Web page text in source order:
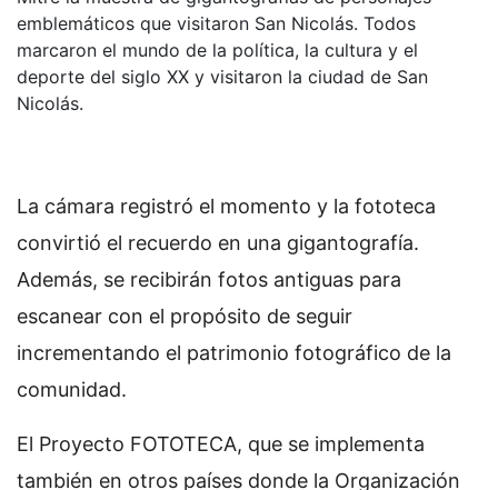
emblemáticos que visitaron San Nicolás. Todos
marcaron el mundo de la política, la cultura y el
deporte del siglo XX y visitaron la ciudad de San
Nicolás.
La cámara registró el momento y la fototeca
convirtió el recuerdo en una gigantografía.
Además, se recibirán fotos antiguas para
escanear con el propósito de seguir
incrementando el patrimonio fotográfico de la
comunidad.
El Proyecto FOTOTECA, que se implementa
también en otros países donde la Organización